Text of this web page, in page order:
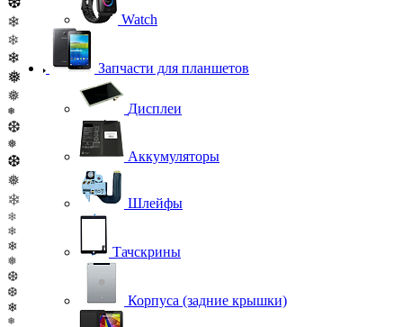
❄
❄
❄
❅
❅
❅
❆
❅
❆
❅
❄
❄
❄
❄
❅
❆
❆
❄
❅
Watch
Запчасти для планшетов
Дисплеи
Аккумуляторы
Шлейфы
Тачскрины
Корпуса (задние крышки)